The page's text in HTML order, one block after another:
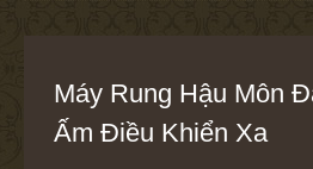
Máy Rung Hậu Môn
Ấm Điều Khiển Xa